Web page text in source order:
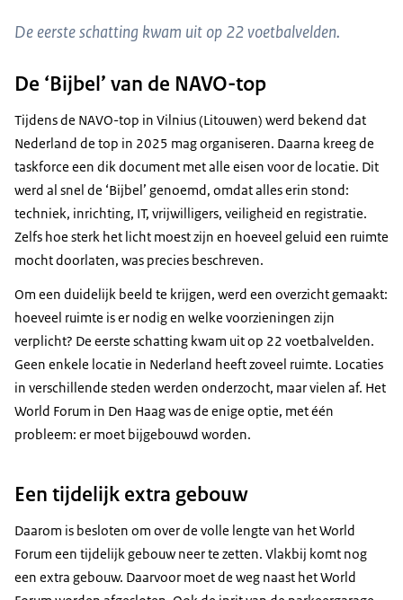
De eerste schatting kwam uit op 22 voetbalvelden.
De ‘Bijbel’ van de NAVO-top
Tijdens de NAVO-top in Vilnius (Litouwen) werd bekend dat
Nederland de top in 2025 mag organiseren. Daarna kreeg de
taskforce een dik document met alle eisen voor de locatie. Dit
werd al snel de ‘Bijbel’ genoemd, omdat alles erin stond:
techniek, inrichting, IT, vrijwilligers, veiligheid en registratie.
Zelfs hoe sterk het licht moest zijn en hoeveel geluid een ruimte
mocht doorlaten, was precies beschreven.
Om een duidelijk beeld te krijgen, werd een overzicht gemaakt:
hoeveel ruimte is er nodig en welke voorzieningen zijn
verplicht? De eerste schatting kwam uit op 22 voetbalvelden.
Geen enkele locatie in Nederland heeft zoveel ruimte. Locaties
in verschillende steden werden onderzocht, maar vielen af. Het
World Forum in Den Haag was de enige optie, met één
probleem: er moet bijgebouwd worden.
Een tijdelijk extra gebouw
Daarom is besloten om over de volle lengte van het World
Forum een tijdelijk gebouw neer te zetten. Vlakbij komt nog
een extra gebouw. Daarvoor moet de weg naast het World